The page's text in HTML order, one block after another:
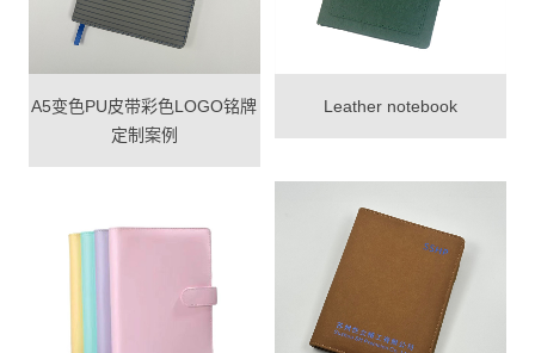
A5变色PU皮带彩色LOGO铭牌
定制案例
Leather notebook